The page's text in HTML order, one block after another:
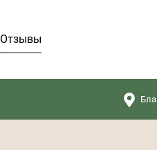
Отзывы